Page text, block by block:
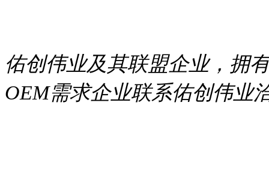
佑创伟业及其联盟企业，拥
OEM需求企业联系佑创伟业